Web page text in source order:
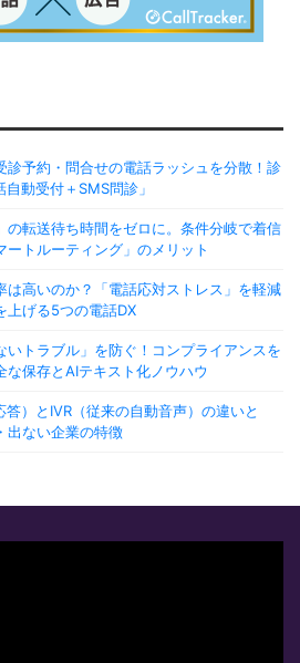
診予約・問合せの電話ラッシュを分散！診
動受付＋SMS問診」
の転送待ち時間をゼロに。条件分岐で着信
トルーティング」のメリット
は高いのか？「電話応対ストレス」を軽減
上げる5つの電話DX
いトラブル」を防ぐ！コンプライアンスを
保存とAIテキスト化ノウハウ
）とIVR（従来の自動音声）の違いと
出ない企業の特徴